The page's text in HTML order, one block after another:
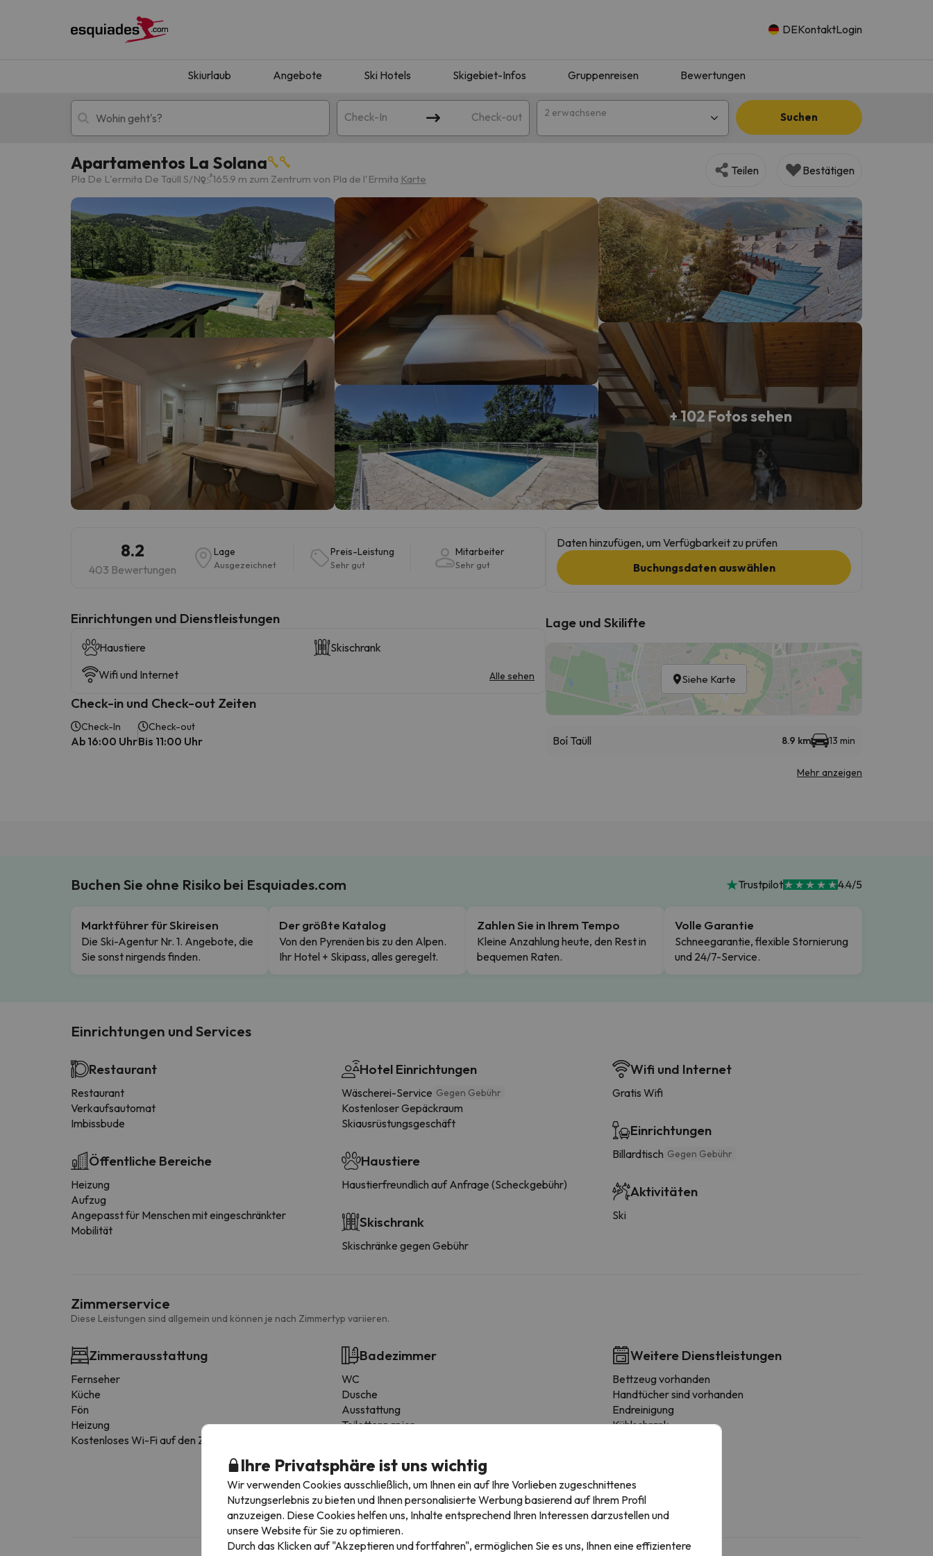
DEKontaktLogin
Skiurlaub Angebote Ski Hotels Skigebiet-Infos Gruppenreisen Bewertungen
Check-In Check-out 2 erwachsene Suchen
Skiurlaub Berghotels
Oops, wir haben keine Ergebnisse gefunden, die Ihrer Suche entsprechen. Versuchen Sie, das Ziel zu ändern.
Es sieht so aus, als hätte sich unser Sucher verirrt. Sobald er seinen Kompass gefunden hat, wird er zurück sein.
Apartamentos La Solana
Pla De L'ermita De Taüll S/N 165.9 m zum Zentrum von Pla de l'Ermita Karte
Teilen Bestätigen
+ 102 Fotos sehen
8.2
403 Bewertungen
Lage
Ausgezeichnet
Preis-Leistung
Sehr gut
Mitarbeiter
Sehr gut
​Einrichtungen und Dienstleistungen
Haustiere
Skischrank
Wifi und Internet
Alle sehen
Check-in und Check-out Zeiten
Check-In
Ab 16:00 Uhr
Check-out
Bis 11:00 Uhr
Daten hinzufügen, um Verfügbarkeit zu prüfen
Buchungsdaten auswählen
Lage und Skilifte
Siehe Karte
Boí Taüll 8.9 km 13 min
Mehr anzeigen
Buchen Sie ohne Risiko bei Esquiades.com Trustpilot 4.4/5
Marktführer für Skireisen
Die Ski-Agentur Nr. 1. Angebote, die
Sie sonst nirgends finden.
Der größte Katalog
Von den Pyrenäen bis zu den Alpen.
Ihr Hotel + Skipass, alles geregelt.
Zahlen Sie in Ihrem Tempo
Kleine Anzahlung heute, den Rest in
bequemen Raten.
Volle Garantie
Schneegarantie, flexible Stornierung
und 24/7-Service.
Einrichtungen und Services
Restaurant
Restaurant
Verkaufsautomat
Imbissbude
Öffentliche Bereiche
Heizung
Aufzug
Angepasst für Menschen mit eingeschränkter
Mobilität
Hotel Einrichtungen
Wäscherei-Service Gegen Gebühr
Kostenloser Gepäckraum
Skiausrüstungsgeschäft
Haustiere
Haustierfreundlich auf Anfrage (Scheckgebühr)
Skischrank
Skischränke gegen Gebühr
Wifi und Internet
Gratis Wifi
Einrichtungen
Billardtisch Gegen Gebühr
Aktivitäten
Ski
Zimmerservice
Diese Leistungen sind allgemein und können je nach Zimmertyp variieren.
Zimmerausstattung
Fernseher
Küche
Fön
Heizung
Kostenloses Wi-Fi auf den Zimmern
Badezimmer
WC
Dusche
Ausstattung
Toilettenpapier
Weitere Dienstleistungen
Bettzeug vorhanden
Handtücher sind vorhanden
Endreinigung
Kühlschrank
Tische / Stühle
Ihre Privatsphäre ist uns wichtig
Wir verwenden Cookies ausschließlich, um Ihnen ein auf Ihre Vorlieben zugeschnittenes
Nutzungserlebnis zu bieten und Ihnen personalisierte Werbung basierend auf Ihrem Profil
anzuzeigen. Diese Cookies helfen uns, Inhalte entsprechend Ihren Interessen darzustellen und
unsere Website für Sie zu optimieren.
Durch das Klicken auf "Akzeptieren und fortfahren", ermöglichen Sie es uns, Ihnen eine effizientere